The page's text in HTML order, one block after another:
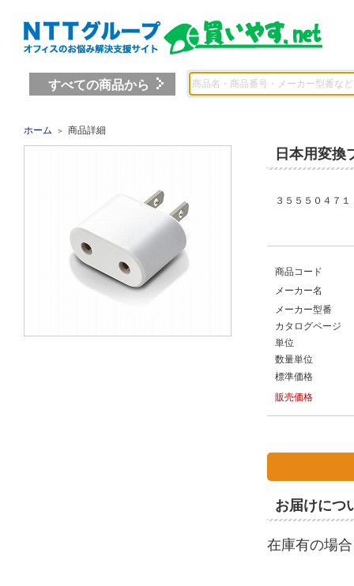
すべての商品から
ホーム ＞ 商品詳細
日本用変
３５５５０４７
商品コード
メーカー名
メーカー型番
カタログページ
単位
数量単位
標準価格
販売価格
お届けにつ
在庫有の場